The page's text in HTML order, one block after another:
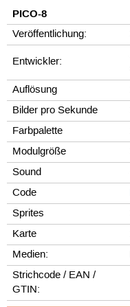
PICO-8
Veröffentlichung:
Entwickler:
Auflösung
Bilder pro Sekunde
Farbpalette
Modulgröße
Sound
Code
Sprites
Karte
Medien:
Strichcode / EAN /
GTIN: